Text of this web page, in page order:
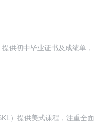
供初中毕业证书及成绩单，
）提供美式课程，注重全